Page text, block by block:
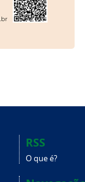
RSS
O que é?